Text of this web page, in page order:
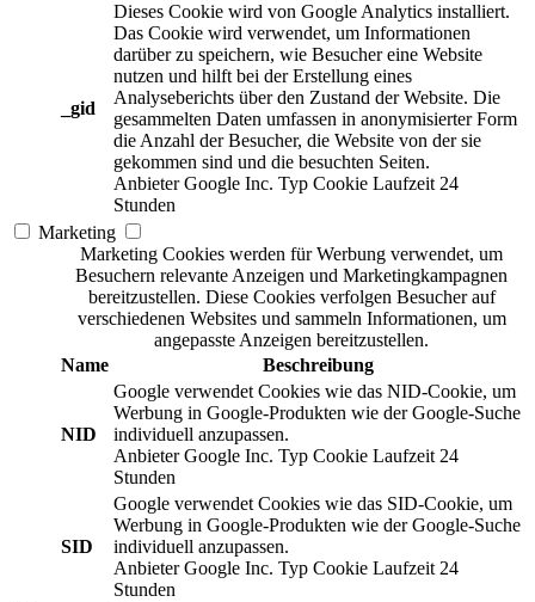
_gid
Dieses Cookie wird von Google Analytics installiert.
Das Cookie wird verwendet, um Informationen
darüber zu speichern, wie Besucher eine Website
nutzen und hilft bei der Erstellung eines
Analyseberichts über den Zustand der Website. Die
gesammelten Daten umfassen in anonymisierter Form
die Anzahl der Besucher, die Website von der sie
gekommen sind und die besuchten Seiten.
Anbieter Google Inc. Typ Cookie Laufzeit 24
Stunden
Marketing
Marketing Cookies werden für Werbung verwendet, um
Besuchern relevante Anzeigen und Marketingkampagnen
bereitzustellen. Diese Cookies verfolgen Besucher auf
verschiedenen Websites und sammeln Informationen, um
angepasste Anzeigen bereitzustellen.
Name
Beschreibung
NID
Google verwendet Cookies wie das NID-Cookie, um
Werbung in Google-Produkten wie der Google-Suche
individuell anzupassen.
Anbieter Google Inc. Typ Cookie Laufzeit 24
Stunden
SID
Google verwendet Cookies wie das SID-Cookie, um
Werbung in Google-Produkten wie der Google-Suche
individuell anzupassen.
Anbieter Google Inc. Typ Cookie Laufzeit 24
Stunden